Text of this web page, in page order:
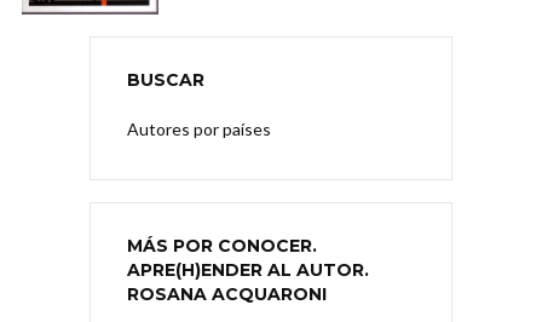
BUSCAR
Autores por países
MÁS POR CONOCER.
APRE(H)ENDER AL AUTOR.
ROSANA ACQUARONI